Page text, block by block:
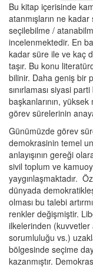
Bu kitap içerisinde
atanmışların ne
seçilebilme /
incelenmektedir. En
kadar süre ile ve kaç
taşır. Bu konu
bilinir. Daha geniş bir
sınırlaması siyasi
başkanlarının,
görev sürelerinin
Günümüzde görev
demokrasinin temel
anlayışının gereği
sivil toplum ve
yaygınlaşmaktadır.
dünyada
olması bu talebi
renkler değişmiştir.
ilkelerinden (kuvvetler
sorumluluğu vs.)
bölgesinde seçime
kazanmıştır.